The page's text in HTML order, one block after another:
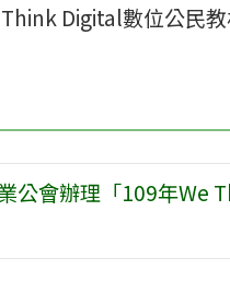
Digital數位公民
公會辦理「109年We